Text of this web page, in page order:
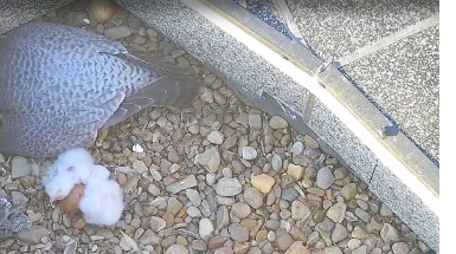
движения «Аврора»
в Уфе в 2026 г.
программы мониторинга